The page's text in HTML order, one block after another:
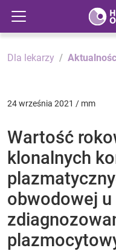
Dla lekarzy
24 września 2021 / mm
Wartość
klonalnych
obwodowej